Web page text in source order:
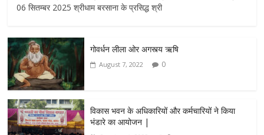
06 सितम्बर 2025 श्रीधाम बरसाना के प्रसिद्ध श्री
गोवर्धन लीला ओर अगस्त्य ऋषि
August 7, 2022 0
विकास भवन के अधिकारियों और कर्मचारियों ने किया
भंडारे का आयोजन |